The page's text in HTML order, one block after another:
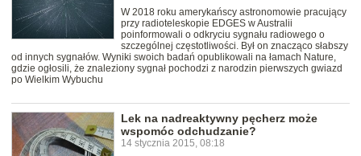
W 2018 roku amerykańscy astronomowie pracujący
przy radioteleskopie EDGES w Australii
poinformowali o odkryciu sygnału radiowego o
szczególnej częstotliwości. Był on znacząco słabszy
od innych sygnałów. Wyniki swoich badań opublikowali na łamach Nature,
gdzie ogłosili, że znaleziony sygnał pochodzi z narodzin pierwszych gwiazd
po Wielkim Wybuchu
Lek na nadreaktywny pęcherz może
wspomóc odchudzanie?
14 stycznia 2015, 08:18